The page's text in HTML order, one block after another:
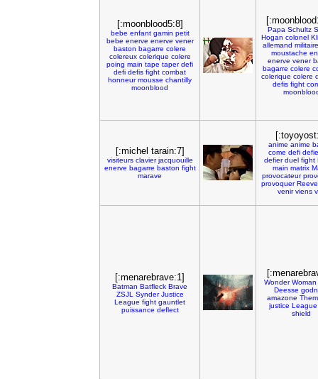
[:moonblood5:8]
bebe enfant gamin petit
bebe enerve enerve vener
baston bagarre colere
colereux colerique colere
poing main tape taper defi
defi defis fight combat
honneur mousse chantilly
moonblood
Papa Schultz
Hogan colonel
allemand militaire
moustache
enerve vener
bagarre colere
colerique colere
defis fight
[:michel tarain:7]
visiteurs clavier jacquouille
enerve bagarre baston fight
marave
anime anime
come defi
defier duel fight
main matrix
provocateur
provoquer
venir viens
[:menarebrave:1]
Batman Batfleck Brave
ZSJL
Synder Justice
League fight gauntlet
puissance deflect
Wonder Woman
Deesse
amazone
justice League
shield